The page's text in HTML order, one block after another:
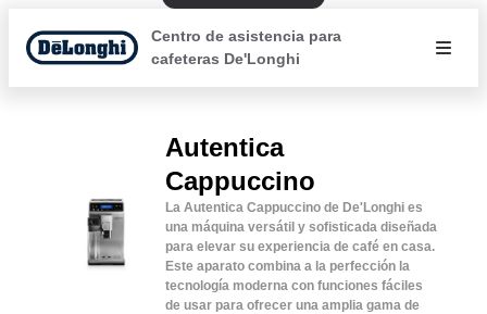
Centro de asistencia para
cafeteras De'Longhi
Autentica
Cappuccino
La Autentica Cappuccino de De'Longhi es
una máquina versátil y sofisticada diseñada
para elevar su experiencia de café en casa.
Este aparato combina a la perfección la
tecnología moderna con funciones fáciles
de usar para ofrecer una amplia gama de